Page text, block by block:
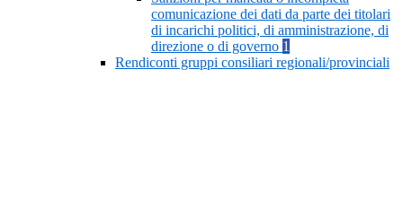
comunicazione dei dati da parte dei titolari
di incarichi politici, di amministrazione, di
direzione o di governo 1
Rendiconti gruppi consiliari regionali/provinciali